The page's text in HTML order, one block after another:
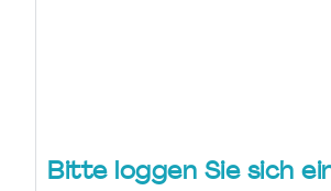
Bitte loggen Sie sich